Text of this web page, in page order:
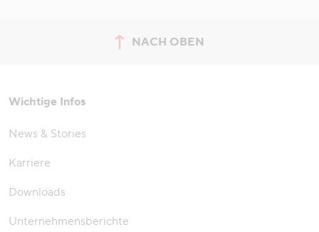
NACH OBEN
zum Seitenanfang springen
Wichtige Infos
News & Stories
Karriere
Downloads
Unternehmensberichte